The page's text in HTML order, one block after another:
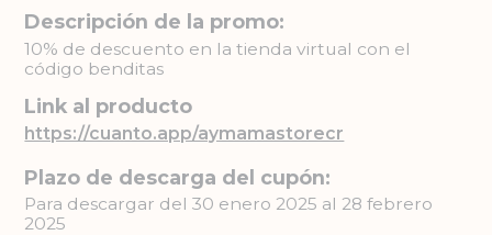
Descripción de la promo:
10% de descuento en la tienda virtual con el
código benditas
Link al producto
https://cuanto.app/aymamastorecr
Plazo de descarga del cupón:
Para descargar del 30 enero 2025 al 28 febrero
2025